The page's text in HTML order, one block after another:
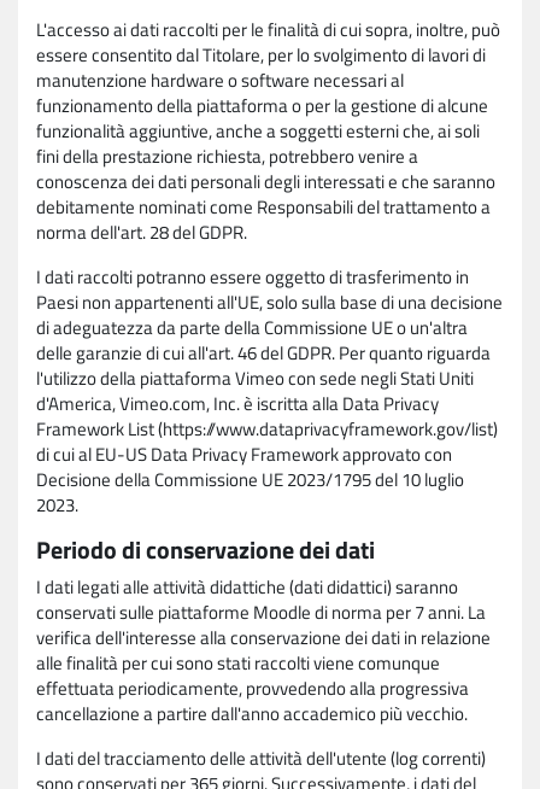
L'accesso ai dati raccolti per le finalità di cui sopra, inoltre, può
essere consentito dal Titolare, per lo svolgimento di lavori di
manutenzione hardware o software necessari al
funzionamento della piattaforma o per la gestione di alcune
funzionalità aggiuntive, anche a soggetti esterni che, ai soli
fini della prestazione richiesta, potrebbero venire a
conoscenza dei dati personali degli interessati e che saranno
debitamente nominati come Responsabili del trattamento a
norma dell'art. 28 del GDPR.
I dati raccolti potranno essere oggetto di trasferimento in
Paesi non appartenenti all'UE, solo sulla base di una decisione
di adeguatezza da parte della Commissione UE o un'altra
delle garanzie di cui all'art. 46 del GDPR. Per quanto riguarda
l'utilizzo della piattaforma Vimeo con sede negli Stati Uniti
d'America, Vimeo.com, Inc. è iscritta alla Data Privacy
Framework List (https://www.dataprivacyframework.gov/list)
di cui al EU-US Data Privacy Framework approvato con
Decisione della Commissione UE 2023/1795 del 10 luglio
2023.
Periodo di conservazione dei dati
I dati legati alle attività didattiche (dati didattici) saranno
conservati sulle piattaforme Moodle di norma per 7 anni. La
verifica dell'interesse alla conservazione dei dati in relazione
alle finalità per cui sono stati raccolti viene comunque
effettuata periodicamente, provvedendo alla progressiva
cancellazione a partire dall'anno accademico più vecchio.
I dati del tracciamento delle attività dell'utente (log correnti)
sono conservati per 365 giorni. Successivamente, i dati del